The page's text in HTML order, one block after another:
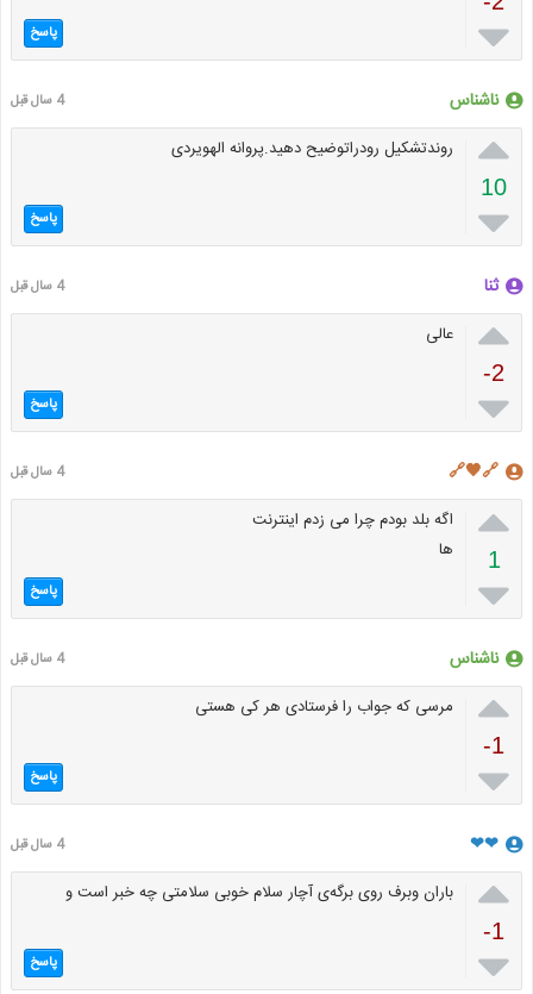
 پاسخ
ناشناس 4 سال قبل

10

روندتشکیل رودراتوضیح دهید.پروانه الهویردی
پاسخ
ثنا 4 سال قبل

-2

عالی
پاسخ
🔗🖤🔗 4 سال قبل

1

اگه بلد بودم چرا می زدم اینترنت
ها
پاسخ
ناشناس 4 سال قبل

-1

مرسی که جواب را فرستادی هر کی هستی
پاسخ
❤❤ 4 سال قبل

-1

باران وبرف روی برگه‌ی آچار سلام خوبی سلامتی چه خبر است و
پاسخ